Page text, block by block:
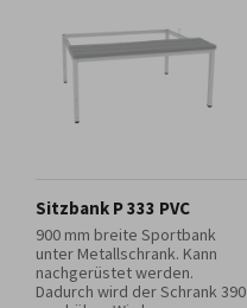
Sitzbank P 333 PVC
900 mm breite Sportbank
unter Metallschrank. Kann
nachgerüstet werden.
Dadurch wird der Schrank 390